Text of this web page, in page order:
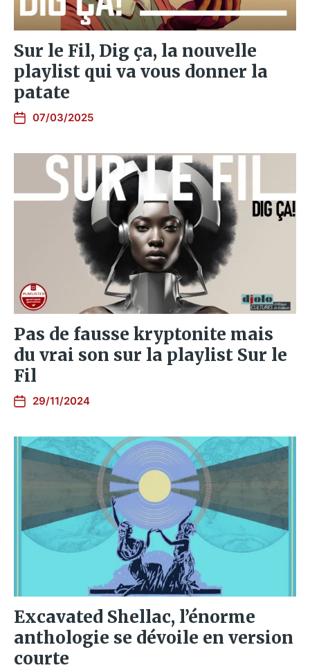
Sur le Fil, Dig ça, la nouvelle
playlist qui va vous donner la
patate
07/03/2025
Pas de fausse kryptonite mais
du vrai son sur la playlist Sur le
Fil
29/11/2024
Excavated Shellac, l’énorme
anthologie se dévoile en version
courte